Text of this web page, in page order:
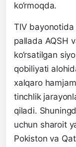
ko‘rmoqda.
TIV
pallada AQSH
ko‘rsatilgan
qobiliyati
xalqaro
tinchlik
qiladi.
uchun sharoit
Pokiston va